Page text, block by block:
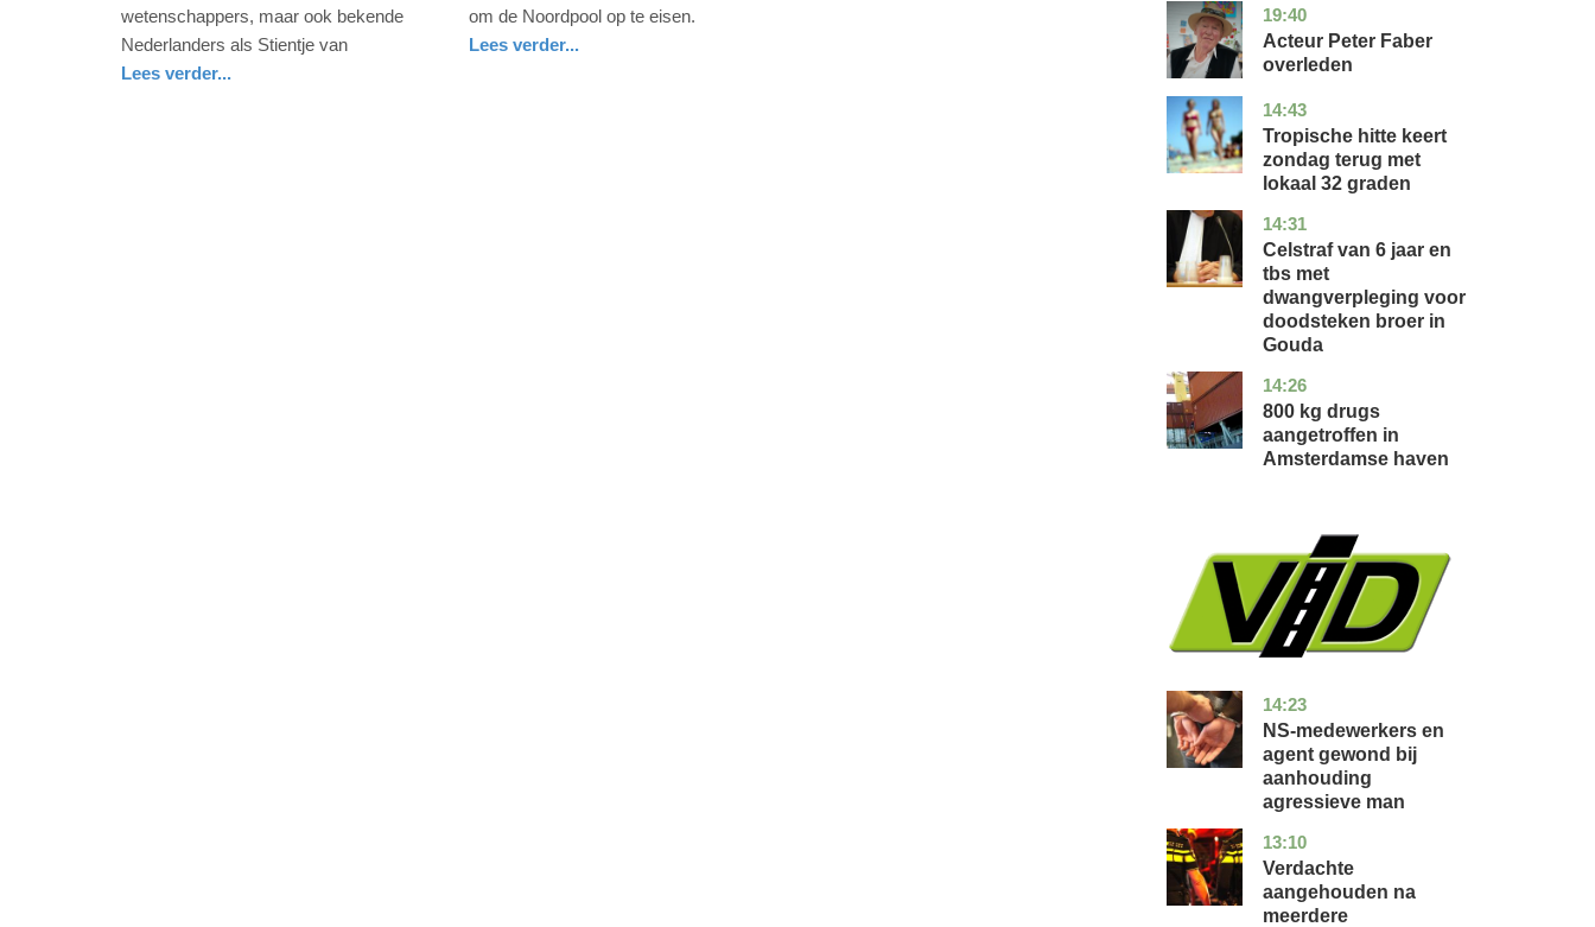
wetenschappers, maar ook bekende
Nederlanders als Stientje van
Lees verder...
om de Noordpool op te eisen.
Lees verder...
19:40
noord-
holland
glossy
Acteur Peter Faber
overleden
14:43
utrecht
nieuws
Tropische hitte keert
zondag terug met
lokaal 32 graden
14:31
zuid-
holland
nieuws
Celstraf van 6 jaar en
tbs met
dwangverpleging voor
doodsteken broer in
Gouda
14:26
noord-
holland
nieuws
800 kg drugs
aangetroffen in
Amsterdamse haven
14:23
flevoland
nieuws
NS-medewerkers en
agent gewond bij
aanhouding
agressieve man
13:10
noord-
holland
nieuws
Verdachte
aangehouden na
meerdere